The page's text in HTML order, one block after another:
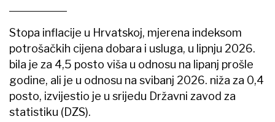
Stopa inflacije u Hrvatskoj, mjerena indeksom
potrošačkih cijena dobara i usluga, u lipnju 2026.
bila je za 4,5 posto viša u odnosu na lipanj prošle
godine, ali je u odnosu na svibanj 2026. niža za 0,4
posto, izvijestio je u srijedu Državni zavod za
statistiku (DZS).